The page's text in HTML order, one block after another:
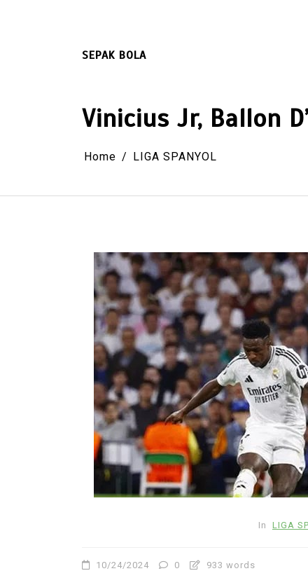
SEPAK BOLA
Vinicius Jr, Ballon
Home LIGA SPANYOL
In LIGA
10/24/2024 0 933 words
In LIGA INGGRIS TRANSFER
Man United Incar Pierre
untuk Perkuat Lini
Musim Depan
442 words
Pierre Kalulu